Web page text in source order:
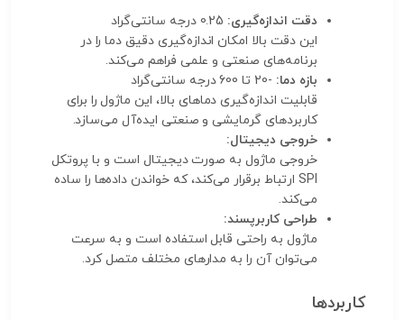
دقت اندازه‌گیری:
این دقت بالا امکان اندازه‌گیری دقیق دما را در
برنامه‌های صنعتی و علمی فراهم می‌کند.
بازه دما: -20 تا 600 درجه سانتی‌گراد
قابلیت اندازه‌گیری دماهای بالا، این ماژول را برای
کاربردهای گرمایشی و صنعتی ایده‌آل می‌سازد.
خروجی دیجیتال:
خروجی ماژول به صورت دیجیتال است و با پروتکل
SPI ارتباط برقرار می‌کند، که خواندن داده‌ها را ساده
می‌کند.
طراحی کاربرپسند:
ماژول به راحتی قابل استفاده است و به سرعت
می‌توان آن را به مدارهای مختلف متصل کرد.
کاربردها